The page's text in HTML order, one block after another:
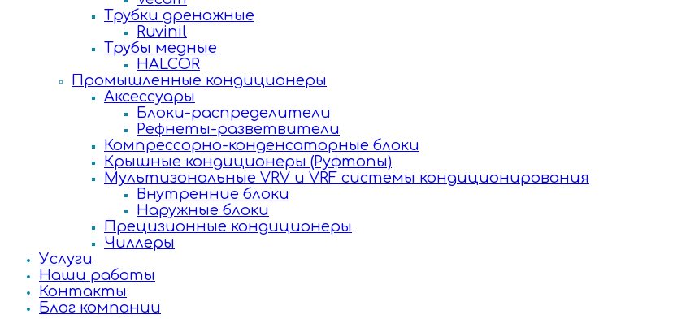
Трубки дренажные
Ruvinil
Трубы медные
HALCOR
Промышленные кондиционеры
Аксессуары
Блоки-распределители
Рефнеты-разветвители
Компрессорно-конденсаторные блоки
Крышные кондиционеры (Руфтопы)
Мультизональные VRV и VRF системы кондиционирования
Внутренние блоки
Наружные блоки
Прецизионные кондиционеры
Чиллеры
Услуги
Наши работы
Контакты
Блог компании